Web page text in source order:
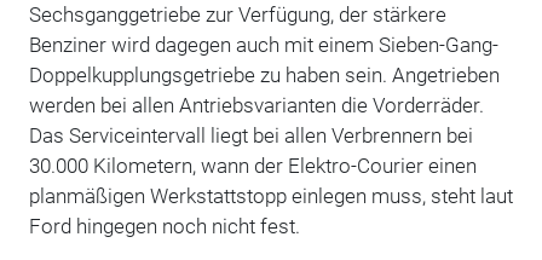
Sechsganggetriebe zur Verfügung, der stärkere
Benziner wird dagegen auch mit einem Sieben-Gang-
Doppelkupplungsgetriebe zu haben sein. Angetrieben
werden bei allen Antriebsvarianten die Vorderräder.
Das Serviceintervall liegt bei allen Verbrennern bei
30.000 Kilometern, wann der Elektro-Courier einen
planmäßigen Werkstattstopp einlegen muss, steht laut
Ford hingegen noch nicht fest.